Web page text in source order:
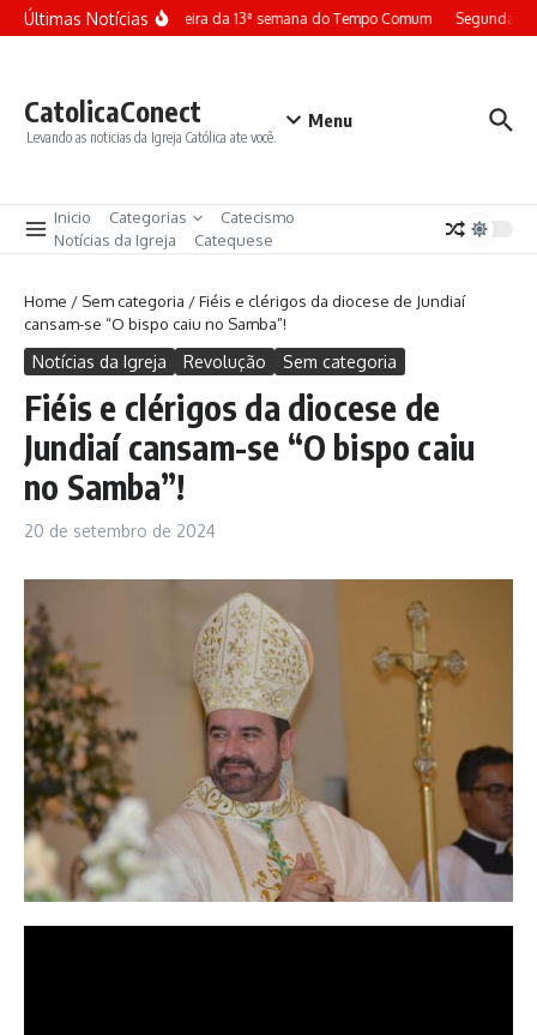
Ir para o conteúdo
Últimas NotíciasTerça-feira da 13ª semana do Tempo Comum Segunda-
CatolicaConect
Levando as noticias da Igreja Católica ate você.
Menu
Inicio Categorias
Catecismo
Notícias da Igreja
Catequese
Home / Sem categoria /Fiéis e clérigos da diocese de Jundiaí
cansam-se “O bispo caiu no Samba”!
Notícias da Igreja Revolução Sem categoria
Fiéis e clérigos da diocese de
Jundiaí cansam-se “O bispo caiu
no Samba”!
20 de setembro de 2024